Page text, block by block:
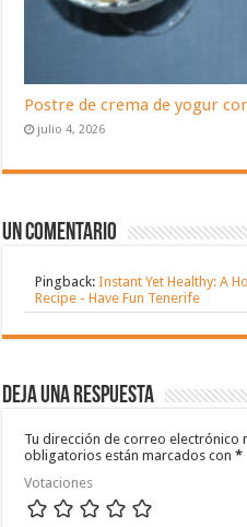
Postre de crema de yogur
julio 4, 2026
Un comentario
Pingback:Instant Yet Healthy: A
Recipe - Have Fun Tenerife
Deja una respuesta
Tu dirección de correo electrónico
obligatorios están marcados con*
Votaciones